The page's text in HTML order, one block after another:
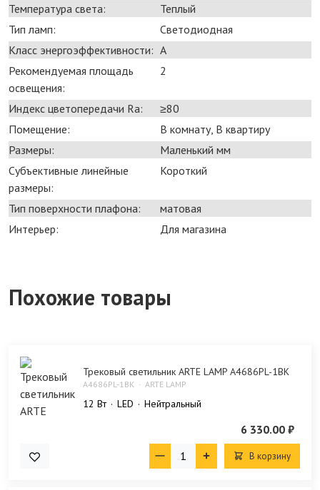
Температура света:
Теплый
Тип ламп:
Светодиодная
Класс энергоэффективности: A
Рекомендуемая площадь
освещения:
2
Индекс цветопередачи Ra:
≥80
Помещение:
В комнату, В квартиру
Размеры:
Маленький мм
Субъективные линейные
размеры:
Короткий
Тип поверхности плафона:
матовая
Интерьер:
Для магазина
Похожие товары
Трековый светильник ARTE LAMP A4686PL-1BK
A4686PL-1BK ARTE LAMP
12 Bт LED Нейтральный
6 330.00 ₽
В корзину